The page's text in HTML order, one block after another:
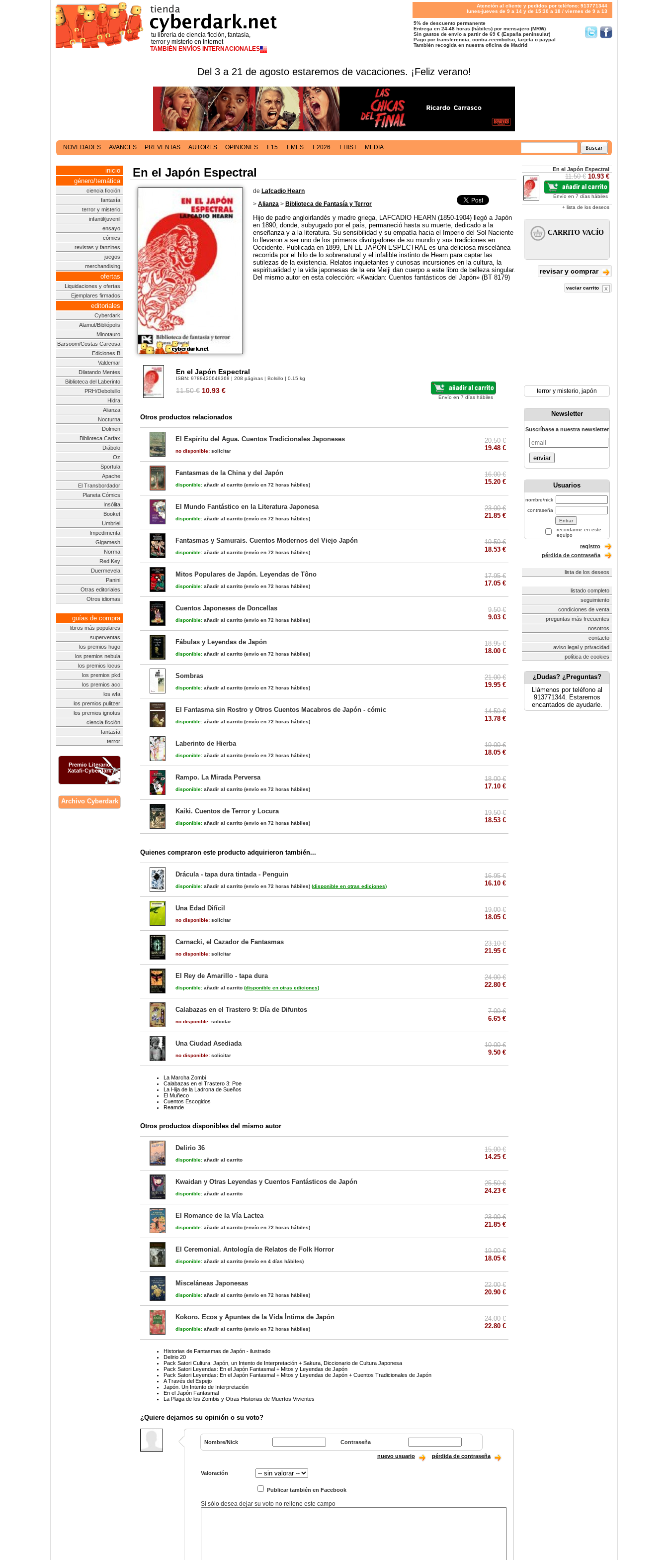
tu librería de ciencia ficción, fantasía,
terror y misterio en Internet
TAMBIÉN ENVÍOS INTERNACIONALES
Atención al cliente y pedidos por teléfono: 913771344
lunes-jueves de 9 a 14 y de 15:30 a 18 / viernes de 9 a 13
5% de descuento permanente
Entrega en 24-48 horas (hábiles) por mensajero (MRW)
Sin gastos de envío a partir de 69 € (España peninsular)
Pago por transferencia, contra-reembolso, tarjeta o paypal
También recogida en nuestra oficina de Madrid
Del 3 a 21 de agosto estaremos de vacaciones. ¡Feliz verano!
NOVEDADES AVANCES PREVENTAS AUTORES OPINIONES T 15 T MES T 2026 T HIST MEDIA
inicio
género/temática
ciencia ficción
fantasía
terror y misterio
infantil/juvenil
ensayo
cómics
revistas y fanzines
juegos
merchandising
ofertas
Liquidaciones y ofertas
Ejemplares firmados
editoriales
Cyberdark
Alamut/Bibliópolis
Minotauro
Barsoom/Costas Carcosa
Ediciones B
Valdemar
Dilatando Mentes
Biblioteca del Laberinto
PRH/Debolsillo
Hidra
Alianza
Nocturna
Dolmen
Biblioteca Carfax
Diábolo
Oz
Sportula
Apache
El Transbordador
Planeta Cómics
Insólita
Booket
Umbriel
Impedimenta
Gigamesh
Norma
Red Key
Duermevela
Panini
Otras editoriales
Otros idiomas
guías de compra
libros más populares
superventas
los premios hugo
los premios nebula
los premios locus
los premios pkd
los premios acc
los wfa
los premios pulitzer
los premios ignotus
ciencia ficción
fantasía
terror
Premio Literario
Xatafi-Cyberdark
Archivo Cyberdark
En el Japón Espectral
de Lafcadio Hearn
> Alianza > Biblioteca de Fantasía y Terror
Hijo de padre angloirlandés y madre griega, LAFCADIO HEARN (1850-1904) llegó a Japón
en 1890, donde, subyugado por el país, permaneció hasta su muerte, dedicado a la
enseñanza y a la literatura. Su sensibilidad y su empatía hacia el Imperio del Sol Naciente
lo llevaron a ser uno de los primeros divulgadores de su mundo y sus tradiciones en
Occidente. Publicada en 1899, EN EL JAPÓN ESPECTRAL es una deliciosa miscelánea
recorrida por el hilo de lo sobrenatural y el infalible instinto de Hearn para captar las
sutilezas de la existencia. Relatos inquietantes y curiosas incursiones en la cultura, la
espiritualidad y la vida japonesas de la era Meiji dan cuerpo a este libro de belleza singular.
Del mismo autor en esta colección: «Kwaidan: Cuentos fantásticos del Japón» (BT 8179)
En el Japón Espectral
ISBN: 9788420649368 | 208 páginas | Bolsillo | 0.15 kg
11.50 € 10.93 €
Envío en 7 días hábiles
Otros productos relacionados
El Espíritu del Agua. Cuentos Tradicionales Japoneses
no disponible: solicitar
20.50 €
19.48 €
Fantasmas de la China y del Japón
disponible: añadir al carrito (envío en 72 horas hábiles)
16.00 €
15.20 €
El Mundo Fantástico en la Literatura Japonesa
disponible: añadir al carrito (envío en 72 horas hábiles)
23.00 €
21.85 €
Fantasmas y Samurais. Cuentos Modernos del Viejo Japón
disponible: añadir al carrito (envío en 72 horas hábiles)
19.50 €
18.53 €
Mitos Populares de Japón. Leyendas de Tôno
disponible: añadir al carrito (envío en 72 horas hábiles)
17.95 €
17.05 €
Cuentos Japoneses de Doncellas
disponible: añadir al carrito (envío en 72 horas hábiles)
9.50 €
9.03 €
Fábulas y Leyendas de Japón
disponible: añadir al carrito (envío en 72 horas hábiles)
18.95 €
18.00 €
Sombras
disponible: añadir al carrito (envío en 72 horas hábiles)
21.00 €
19.95 €
El Fantasma sin Rostro y Otros Cuentos Macabros de Japón - cómic
disponible: añadir al carrito (envío en 72 horas hábiles)
14.50 €
13.78 €
Laberinto de Hierba
disponible: añadir al carrito (envío en 72 horas hábiles)
19.00 €
18.05 €
Rampo. La Mirada Perversa
disponible: añadir al carrito (envío en 72 horas hábiles)
18.00 €
17.10 €
Kaiki. Cuentos de Terror y Locura
disponible: añadir al carrito (envío en 72 horas hábiles)
19.50 €
18.53 €
Quienes compraron este producto adquirieron también...
Drácula - tapa dura tintada - Penguin
disponible: añadir al carrito (envío en 72 horas hábiles) (disponible en otras ediciones)
16.95 €
16.10 €
Una Edad Difícil
no disponible: solicitar
19.00 €
18.05 €
Carnacki, el Cazador de Fantasmas
no disponible: solicitar
23.10 €
21.95 €
El Rey de Amarillo - tapa dura
disponible: añadir al carrito (disponible en otras ediciones)
24.00 €
22.80 €
Calabazas en el Trastero 9: Día de Difuntos
no disponible: solicitar
7.00 €
6.65 €
Una Ciudad Asediada
no disponible: solicitar
10.00 €
9.50 €
La Marcha Zombi
Calabazas en el Trastero 3: Poe
La Hija de la Ladrona de Sueños
El Muñeco
Cuentos Escogidos
Reamde
Otros productos disponibles del mismo autor
Delirio 36
disponible: añadir al carrito
15.00 €
14.25 €
Kwaidan y Otras Leyendas y Cuentos Fantásticos de Japón
disponible: añadir al carrito
25.50 €
24.23 €
El Romance de la Vía Lactea
disponible: añadir al carrito (envío en 72 horas hábiles)
23.00 €
21.85 €
El Ceremonial. Antología de Relatos de Folk Horror
disponible: añadir al carrito (envío en 4 días hábiles)
19.00 €
18.05 €
Misceláneas Japonesas
disponible: añadir al carrito (envío en 72 horas hábiles)
22.00 €
20.90 €
Kokoro. Ecos y Apuntes de la Vida Íntima de Japón
disponible: añadir al carrito (envío en 72 horas hábiles)
24.00 €
22.80 €
Historias de Fantasmas de Japón - ilustrado
Delirio 20
Pack Satori Cultura: Japón, un Intento de Interpretación + Sakura, Diccionario de Cultura Japonesa
Pack Satori Leyendas: En el Japón Fantasmal + Mitos y Leyendas de Japón
Pack Satori Leyendas: En el Japón Fantasmal + Mitos y Leyendas de Japón + Cuentos Tradicionales de Japón
A Través del Espejo
Japón. Un Intento de Interpretación
En el Japón Fantasmal
La Plaga de los Zombis y Otras Historias de Muertos Vivientes
¿Quiere dejarnos su opinión o su voto?
Nombre/Nick Contraseña
nuevo usuario pérdida de contraseña
Valoración
Publicar también en Facebook
Si sólo desea dejar su voto no rellene este campo
En el Japón Espectral
11.50 € 10.93 €
Envío en 7 días hábiles
+ lista de los deseos
revisar y comprar
vaciar carrito
terror y misterio, japón
Newsletter
Suscríbase a nuestra newsletter
enviar
Usuarios
nombre/nick
contraseña
recordarme en este
equipo
registro
pérdida de contraseña
lista de los deseos
listado completo
seguimiento
condiciones de venta
preguntas más frecuentes
nosotros
contacto
aviso legal y privacidad
política de cookies
¿Dudas? ¿Preguntas?
Llámenos por teléfono al
913771344. Estaremos
encantados de ayudarle.